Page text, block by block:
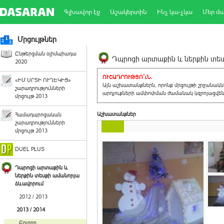
Գլխավոր էջ Աշակերտին Ինչ կա-չկա Մեր
Մրցույթներ
Ընթերցման օլիմպիադա
2020
«ԻՄ ՍՐՏԻ ՈՒՂԵԿԻՑ»
շարադրությունների
մրցույթ 2013
Համադպրոցական
շարադրությունների
մրցույթ 2013
DUEL PLUS
Դպրոցի արտաքին և
ներքին տեսքի ամանորյա
ձևավորում
2012 / 2013
2013 / 2014
Դպրոցի արտաքին և ներքին
ՈՒՇԱԴՐՈՒԹՅՈ´ւՆ.
Այն աշխատանքներն, որոնք մրցույթի
արդյուքների ամփոփման ժամանակ
Աշխատանքներ